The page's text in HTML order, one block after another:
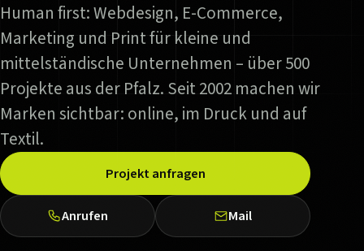
Human first: Webdesign, E-Commerce,
Marketing und Print für kleine und
mittelständische Unternehmen – über 500
Projekte aus der Pfalz. Seit 2002 machen wir
Marken sichtbar: online, im Druck und auf
Textil.
Projekt anfragen
Anrufen Mail